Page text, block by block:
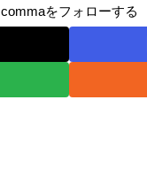
commaをフォローする